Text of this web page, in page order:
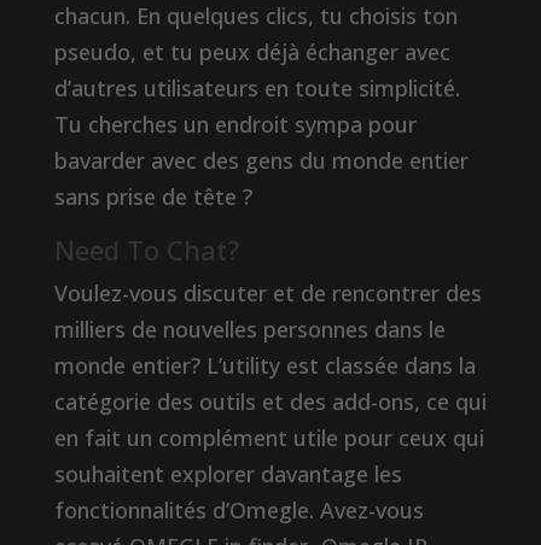
chacun. En quelques clics, tu choisis ton
pseudo, et tu peux déjà échanger avec
d’autres utilisateurs en toute simplicité.
Tu cherches un endroit sympa pour
bavarder avec des gens du monde entier
sans prise de tête ?
Need To Chat?
Voulez-vous discuter et de rencontrer des
milliers de nouvelles personnes dans le
monde entier? L’utility est classée dans la
catégorie des outils et des add-ons, ce qui
en fait un complément utile pour ceux qui
souhaitent explorer davantage les
fonctionnalités d’Omegle. Avez-vous